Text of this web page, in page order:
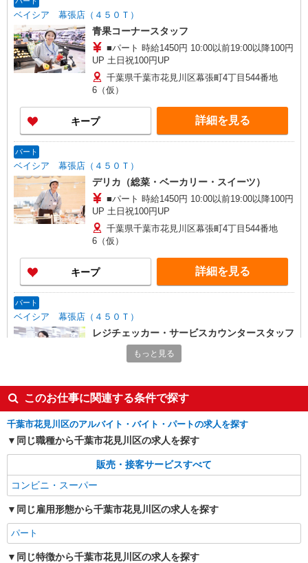
ベイシア 幕張店（４５０Ｔ）
青果コーナースタッフ
■パート 時給1450円 10:00以前19:00以降100円
UP 土日祝100円UP
千葉県千葉市花見川区幕張町4丁目544番地
6（仮）
キープ 詳細を見る
パート
ベイシア 幕張店（４５０Ｔ）
デリカ（総菜・ベーカリー・スイーツ）
■パート 時給1450円 10:00以前19:00以降100円
UP 土日祝100円UP
千葉県千葉市花見川区幕張町4丁目544番地
6（仮）
キープ 詳細を見る
パート
ベイシア 幕張店（４５０Ｔ）
レジチェッカー・サービスカウンタースタッフ
■パート 時給1450円 10:00以前19:00以降100円
UP 土日祝100円UP
6（仮）
キープ 詳細を見る
パート
ベイシア 幕張店（４５０Ｔ）
精肉コーナースタッフ
UP 土日祝100円UP
6（仮）
もっと見る
このお仕事に関連する条件で探す
千葉市花見川区のアルバイト・バイト・パートの求人を探す
同じ職種から千葉市花見川区の求人を探す
販売・接客サービスすべて
コンビニ・スーパー
同じ雇用形態から千葉市花見川区の求人を探す
パート
同じ特徴から千葉市花見川区の求人を探す